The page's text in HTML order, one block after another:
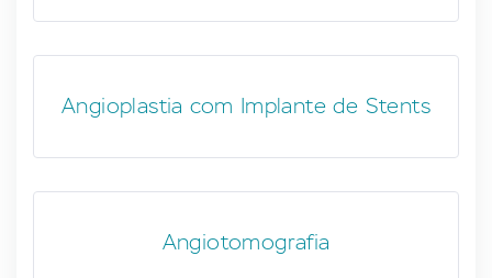
Angioplastia com Implante de Stents
Angiotomografia